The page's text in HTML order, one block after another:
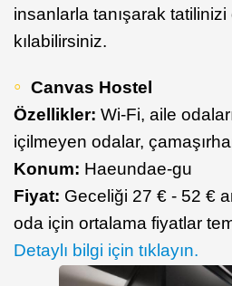
insanlarla tanışarak
kılabilirsiniz.
Canvas Hostel
Özellikler: Wi-Fi, aile
içilmeyen odalar,
Konum: Haeundae-gu
Fiyat: Geceliği 27 € - 52 €
oda için ortalama fiyatlar
Detaylı bilgi için tıklayın.